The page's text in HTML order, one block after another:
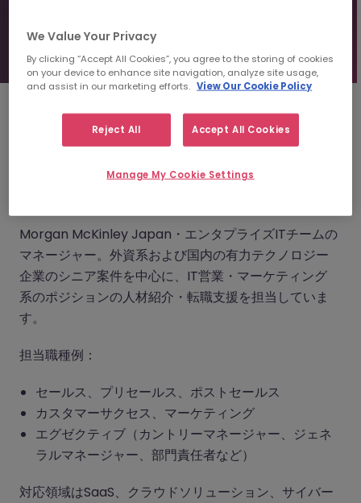
人材紹介のご相談
ジャン・カルロ・ラミレスについ
Morgan McKinley Japan・エンタプライズITチームの
マネージャー。外資系および国内の有力テクノロジー
企業のシニア案件を中心に、IT営業・マーケティング
系のポジションの人材紹介・転職支援を担当していま
す。
担当職種例：
セールス、プリセールス、ポストセールス
カスタマーサクセス、マーケティング
エグゼクティブ（カントリーマネージャー、ジェネ
ラルマネージャー、部門責任者など）
対応領域はSaaS、クラウドソリューション、サイバー
We Value Your Privacy
By clicking “Accept All Cookies”, you agree to the storing of cookies
on your device to enhance site navigation, analyze site usage,
and assist in our marketing efforts. View Our Cookie Policy
Reject All Accept All Cookies
Manage My Cookie Settings